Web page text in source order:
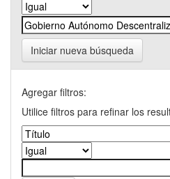
Iniciar nueva búsqueda
Agregar filtros:
Utilice filtros para refinar los